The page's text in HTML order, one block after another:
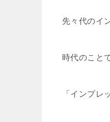
先々代のイ
時代のこと
「インプレ